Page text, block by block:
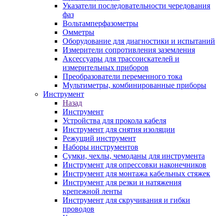
Указатели последовательности чередования
фаз
Вольтамперфазометры
Омметры
Оборудование для диагностики и испытаний
Измерители сопротивления заземления
Аксессуары для трассоискателей и
измерительных приборов
Преобразователи переменного тока
Мультиметры, комбинированные приборы
Инструмент
Назад
Инструмент
Устройства для прокола кабеля
Инструмент для снятия изоляции
Режущий инструмент
Наборы инструментов
Сумки, чехлы, чемоданы для инструмента
Инструмент для опрессовки наконечников
Инструмент для монтажа кабельных стяжек
Инструмент для резки и натяжения
крепежной ленты
Инструмент для скручивания и гибки
проводов